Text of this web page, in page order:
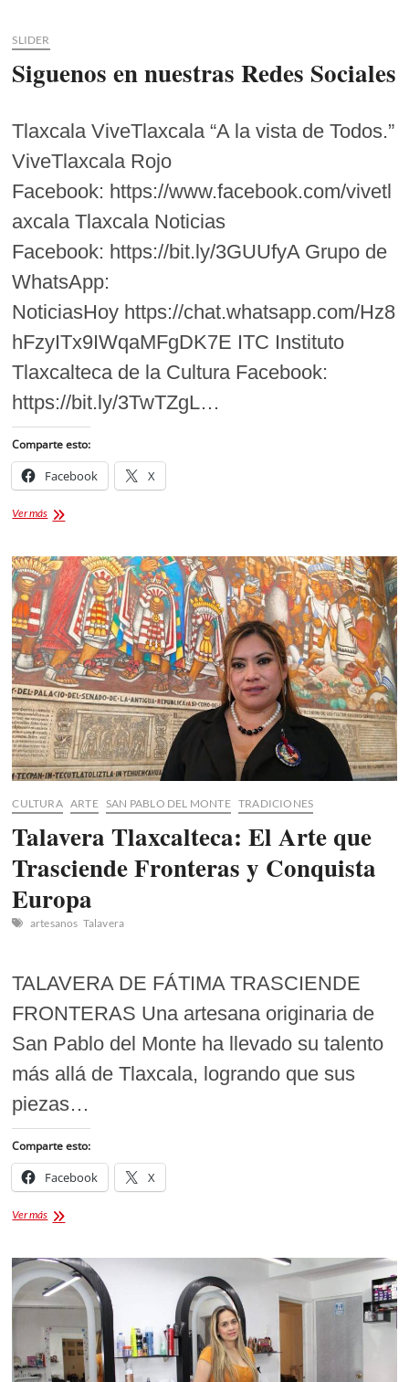
Nuevas
Universidades
y
Proyectos
el
Desarrollo
de
Tlaxcala
SLIDER
Siguenos en nuestras Redes Sociales
Tlaxcala ViveTlaxcala “A la vista de Todos.”
ViveTlaxcala Rojo
Facebook: https://www.facebook.com/vivetl
axcala Tlaxcala Noticias
Facebook: https://bit.ly/3GUUfyA Grupo de
WhatsApp:
NoticiasHoy https://chat.whatsapp.com/Hz8
hFzyITx9IWqaMFgDK7E ITC Instituto
Tlaxcalteca de la Cultura Facebook:
https://bit.ly/3TwTZgL…
Comparte esto:
Facebook X
Ver másSiguenos
Redes
Sociales
CULTURA ARTE SAN PABLO DEL MONTE TRADICIONES
Talavera Tlaxcalteca: El Arte que
Trasciende Fronteras y Conquista
Europa
artesanos Talavera
TALAVERA DE FÁTIMA TRASCIENDE
FRONTERAS Una artesana originaria de
San Pablo del Monte ha llevado su talento
más allá de Tlaxcala, logrando que sus
piezas…
Comparte esto:
Facebook X
Ver másTalavera
Arte
que
Trasciende
Fronteras
y
Conquista
Europa